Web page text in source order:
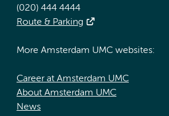
(020) 444 4444
Route & Parking
More Amsterdam UMC websites:
Career at Amsterdam UMC
About Amsterdam UMC
News